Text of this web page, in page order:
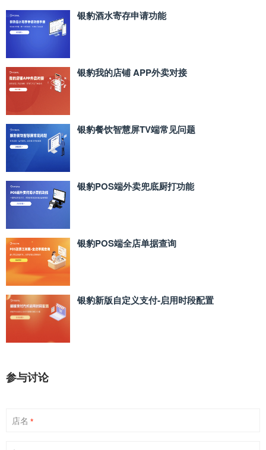
银豹酒水寄存申请功能
银豹我的店铺 APP外卖对接
银豹餐饮智慧屏TV端常见问题
银豹POS端外卖兜底厨打功能
银豹POS端全店单据查询
银豹新版自定义支付‑启用时段配置
参与讨论
店名 *